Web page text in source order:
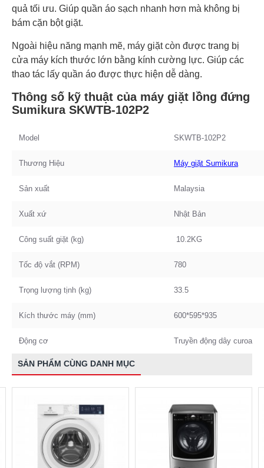
quả tối ưu. Giúp quần áo sạch nhanh hơn mà không bị
bám cặn bột giặt.
Ngoài hiệu năng mạnh mẽ, máy giặt còn được trang bị
cửa máy kích thước lớn bằng kính cường lực. Giúp các
thao tác lấy quần áo được thực hiện dễ dàng.
Thông số kỹ thuật của máy giặt lồng đứng
Sumikura SKWTB-102P2
Model SKWTB-102P2
Thương Hiệu Máy giặt Sumikura
Sản xuất Malaysia
Xuất xứ Nhật Bản
Công suất giặt (kg) 10.2KG
Tốc độ vắt (RPM) 780
Trọng lượng tịnh (kg) 33.5
Kích thước máy (mm) 600*595*935
Động cơ Truyền động dây curoa
SẢN PHẨM CÙNG DANH MỤC